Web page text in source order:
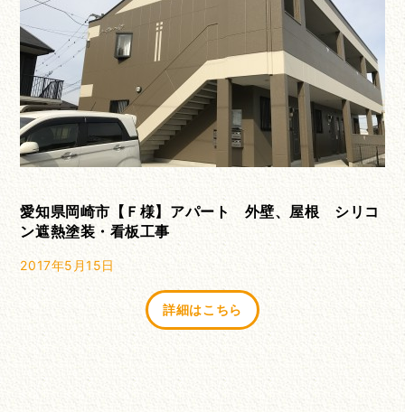
愛知県岡崎市【Ｆ様】アパート 外壁、屋根 シリコ
ン遮熱塗装・看板工事
2017年5月15日
詳細はこちら